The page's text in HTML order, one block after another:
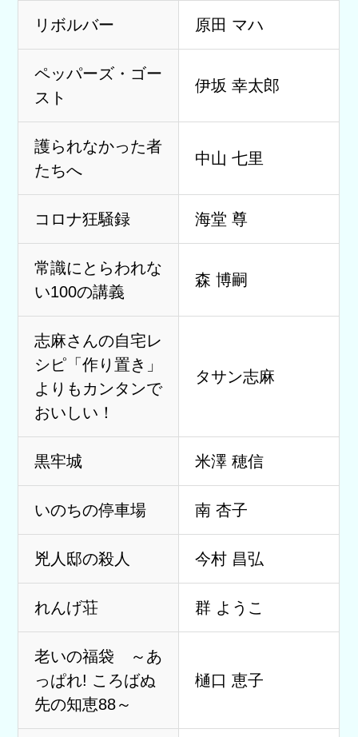
リボルバー 原田 マハ
ペッパーズ・ゴー
スト
伊坂 幸太郎
護られなかった者
たちへ
中山 七里
コロナ狂騒録 海堂 尊
常識にとらわれな
い100の講義
森 博嗣
志麻さんの自宅レ
シピ「作り置き」
よりもカンタンで
おいしい！
タサン志麻
黒牢城 米澤 穂信
いのちの停車場 南 杏子
兇人邸の殺人 今村 昌弘
れんげ荘 群 ようこ
老いの福袋 ～あ
っぱれ! ころばぬ
先の知恵88～
樋口 恵子